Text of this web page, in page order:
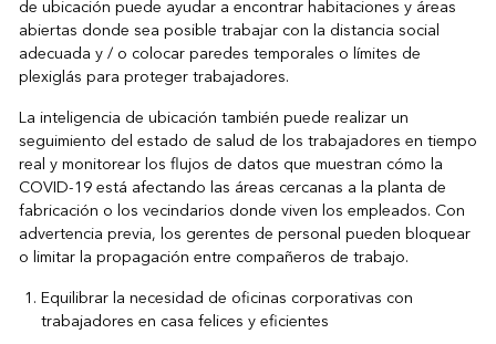
de ubicación puede ayudar a encontrar habitaciones y áreas
abiertas donde sea posible trabajar con la distancia social
adecuada y / o colocar paredes temporales o límites de
plexiglás para proteger trabajadores.
La inteligencia de ubicación también puede realizar un
seguimiento del estado de salud de los trabajadores en tiempo
real y monitorear los flujos de datos que muestran cómo la
COVID-19 está afectando las áreas cercanas a la planta de
fabricación o los vecindarios donde viven los empleados. Con
advertencia previa, los gerentes de personal pueden bloquear
o limitar la propagación entre compañeros de trabajo.
Equilibrar la necesidad de oficinas corporativas con
trabajadores en casa felices y eficientes